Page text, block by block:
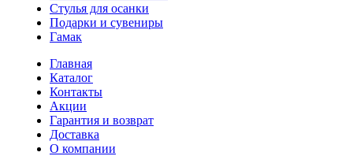
Стулья для осанки
Подарки и сувениры
Гамак
Главная
Каталог
Контакты
Акции
Гарантия и возврат
Доставка
О компании